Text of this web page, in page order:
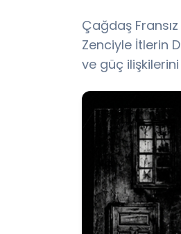
Çağdaş
Zenciyle İtlerin
ve güç